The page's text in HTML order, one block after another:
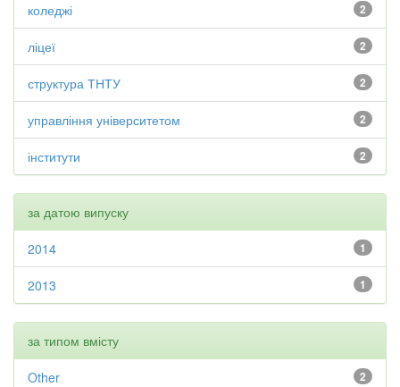
2
коледжі
2
ліцеї
2
структура ТНТУ
2
управління університетом
2
інститути
за датою випуску
1
2014
1
2013
за типом вмісту
2
Other